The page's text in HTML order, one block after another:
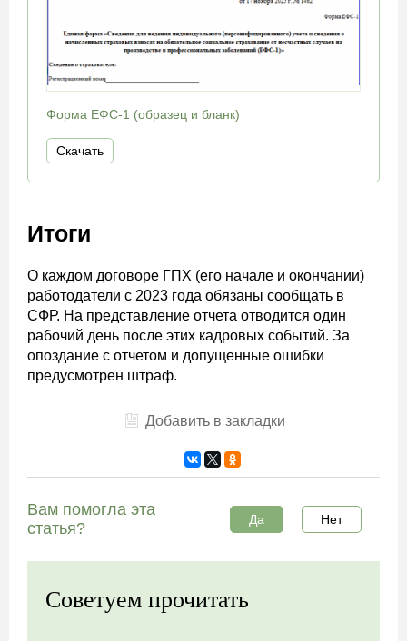
Форма ЕФС-1 (образец и бланк)
Скачать
Итоги
О каждом договоре ГПХ (его начале и окончании)
работодатели с 2023 года обязаны сообщать в
СФР. На представление отчета отводится один
рабочий день после этих кадровых событий. За
опоздание с отчетом и допущенные ошибки
предусмотрен штраф.
Добавить в закладки
Вам помогла эта
статья?
Да Нет
Советуем прочитать